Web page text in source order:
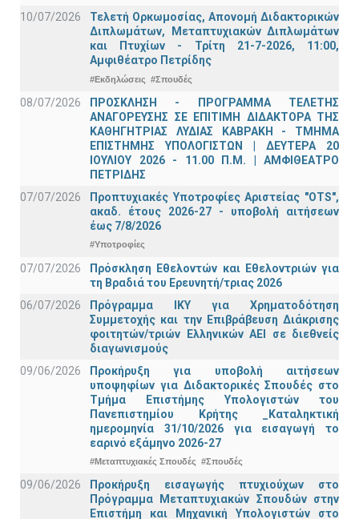
10/07/2026
Τελετή Ορκωμοσίας, Απονομή Διδακτορικών
Διπλωμάτων, Μεταπτυχιακών Διπλωμάτων
και Πτυχίων - Τρίτη 21-7-2026, 11:00,
Αμφιθέατρο Πετρίδης
#Εκδηλώσεις #Σπουδές
08/07/2026
ΠΡΟΣΚΛΗΣΗ - ΠΡΟΓΡΑΜΜΑ ΤΕΛΕΤΗΣ
ΑΝΑΓΟΡΕΥΣΗΣ ΣΕ ΕΠΙΤΙΜΗ ΔΙΔΑΚΤΟΡΑ ΤΗΣ
ΚΑΘΗΓΗΤΡΙΑΣ ΛΥΔΙΑΣ ΚΑΒΡΑΚΗ - ΤΜΗΜΑ
ΕΠΙΣΤΗΜΗΣ ΥΠΟΛΟΓΙΣΤΩΝ | ΔΕΥΤΕΡΑ 20
ΙΟΥΛΙΟΥ 2026 - 11.00 Π.Μ. | ΑΜΦΙΘΕΑΤΡΟ
ΠΕΤΡΙΔΗΣ
07/07/2026
Προπτυχιακές Υποτροφίες Αριστείας "OTS",
ακαδ. έτους 2026-27 - υποβολή αιτήσεων
έως 7/8/2026
#Υποτροφίες
07/07/2026
Πρόσκληση Εθελοντών και Εθελοντριών για
τη Βραδιά του Ερευνητή/τριας 2026
06/07/2026
Πρόγραμμα ΙΚΥ για Χρηματοδότηση
Συμμετοχής και την Επιβράβευση Διάκρισης
φοιτητών/τριών Ελληνικών ΑΕΙ σε διεθνείς
διαγωνισμούς
09/06/2026
Προκήρυξη για υποβολή αιτήσεων
υποψηφίων για Διδακτορικές Σπουδές στο
Τμήμα Eπιστήμης Υπολογιστών του
Πανεπιστημίου Κρήτης _Καταληκτική
ημερομηνία 31/10/2026 για εισαγωγή το
εαρινό εξάμηνο 2026-27
#Μεταπτυχιακές Σπουδές #Σπουδές
09/06/2026
Προκήρυξη εισαγωγής πτυχιούχων στo
Πρόγραμμα Μεταπτυχιακών Σπουδών στην
Επιστήμη και Μηχανική Υπολογιστών στο